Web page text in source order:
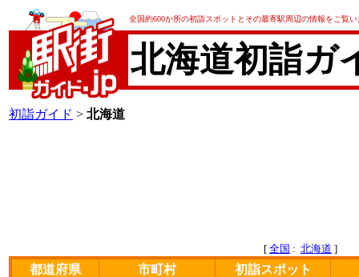
全国約600か所の初詣スポットとその最寄駅周辺の情報をご覧
北海道初詣ガ
初詣ガイド > 北海道
[ 全国 : 北海道 ]
都道府県 市町村
初詣スポット